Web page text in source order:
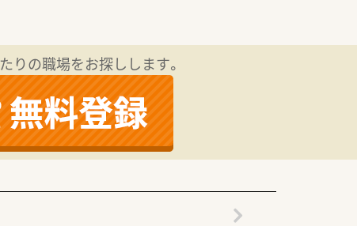
適です。
る方です。
も向きます。
ます。
いです。
ます。
りの職場をお探しします。